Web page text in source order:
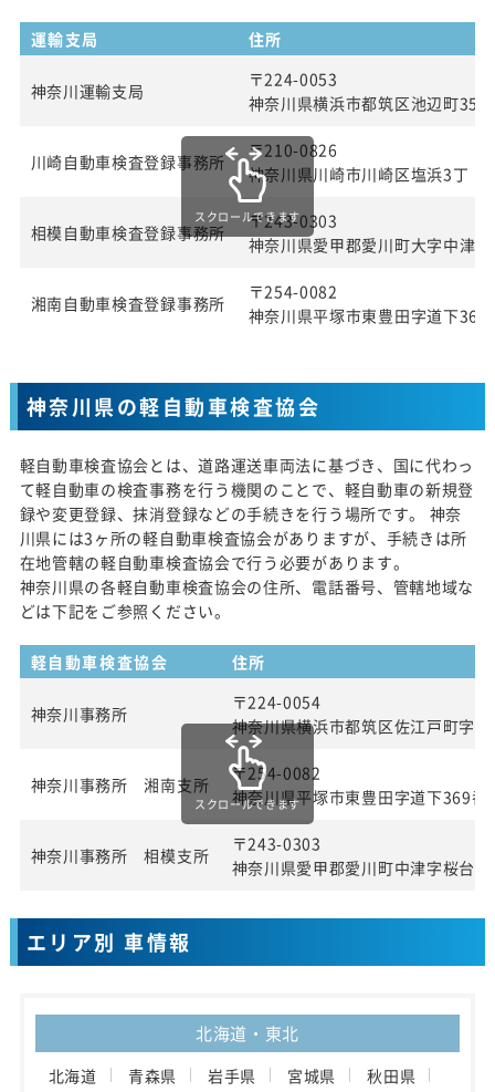
運輸支局 住所
神奈川運輸支局
〒224-0053
神奈川県横浜市都筑区池辺町
川崎自動車検査登録事務所
〒210-0826
神奈川県川崎市川崎区塩浜3丁
相模自動車検査登録事務所
〒243-0303
神奈川県愛甲郡愛川町大字中津
湘南自動車検査登録事務所
〒254-0082
神奈川県平塚市東豊田字道下369
スクロールできます
神奈川県の軽自動車検査協会
軽自動車検査協会とは、道路運送車両法に基づき、国に代わっ
て軽自動車の検査事務を行う機関のことで、軽自動車の新規登
録や変更登録、抹消登録などの手続きを行う場所です。 神奈
川県には3ヶ所の軽自動車検査協会がありますが、手続きは所
在地管轄の軽自動車検査協会で行う必要があります。
神奈川県の各軽自動車検査協会の住所、電話番号、管轄地域な
どは下記をご参照ください。
軽自動車検査協会 住所
神奈川事務所
〒224-0054
神奈川県横浜市都筑区佐江戸町字
神奈川事務所 湘南支所
〒254-0082
神奈川県平塚市東豊田字道下369番
神奈川事務所 相模支所
〒243-0303
神奈川県愛甲郡愛川町中津字桜台
スクロールできます
エリア別 車情報
北海道・東北
北海道 青森県 岩手県 宮城県
秋田県